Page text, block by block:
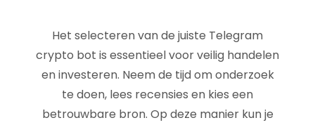
Het selecteren van de juiste Telegram
crypto bot is essentieel voor veilig handelen
en investeren. Neem de tijd om onderzoek
te doen, lees recensies en kies een
betrouwbare bron. Op deze manier kun je